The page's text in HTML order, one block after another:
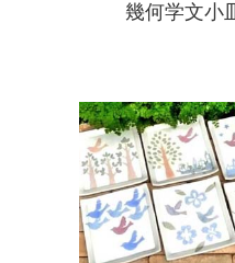
幾何学文小皿